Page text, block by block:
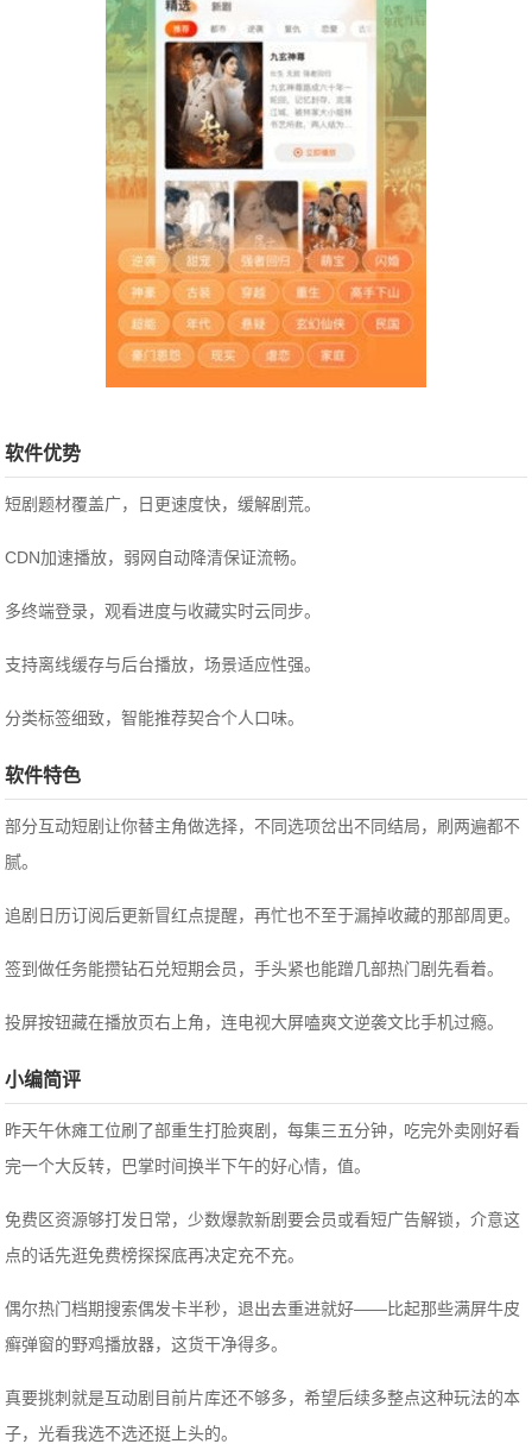
软件优势
短剧题材覆盖广，日更速度快，缓解剧荒。
CDN加速播放，弱网自动降清保证流畅。
多终端登录，观看进度与收藏实时云同步。
支持离线缓存与后台播放，场景适应性强。
分类标签细致，智能推荐契合个人口味。
软件特色
部分互动短剧让你替主角做选择，不同选项岔出不同结局，刷两遍都不
腻。
追剧日历订阅后更新冒红点提醒，再忙也不至于漏掉收藏的那部周更。
签到做任务能攒钻石兑短期会员，手头紧也能蹭几部热门剧先看着。
投屏按钮藏在播放页右上角，连电视大屏嗑爽文逆袭文比手机过瘾。
小编简评
昨天午休瘫工位刷了部重生打脸爽剧，每集三五分钟，吃完外卖刚好看
完一个大反转，巴掌时间换半下午的好心情，值。
免费区资源够打发日常，少数爆款新剧要会员或看短广告解锁，介意这
点的话先逛免费榜探探底再决定充不充。
偶尔热门档期搜索偶发卡半秒，退出去重进就好——比起那些满屏牛皮
癣弹窗的野鸡播放器，这货干净得多。
真要挑刺就是互动剧目前片库还不够多，希望后续多整点这种玩法的本
子，光看我选不选还挺上头的。